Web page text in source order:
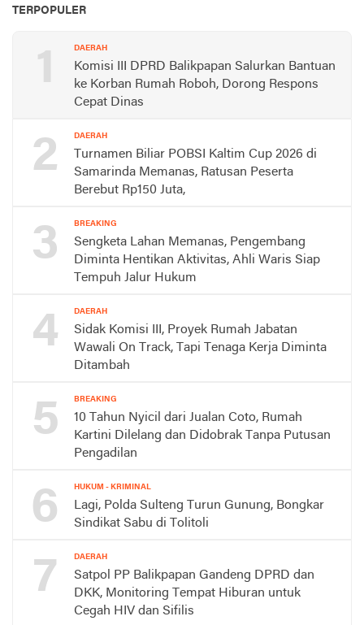
TERPOPULER
1 DAERAH
Komisi III DPRD Balikpapan Salurkan Bantuan
ke Korban Rumah Roboh, Dorong Respons
Cepat Dinas
2 DAERAH
Turnamen Biliar POBSI Kaltim Cup 2026 di
Samarinda Memanas, Ratusan Peserta
Berebut Rp150 Juta,
3 BREAKING
Sengketa Lahan Memanas, Pengembang
Diminta Hentikan Aktivitas, Ahli Waris Siap
Tempuh Jalur Hukum
4 DAERAH
Sidak Komisi III, Proyek Rumah Jabatan
Wawali On Track, Tapi Tenaga Kerja Diminta
Ditambah
5 BREAKING
10 Tahun Nyicil dari Jualan Coto, Rumah
Kartini Dilelang dan Didobrak Tanpa Putusan
Pengadilan
6 HUKUM - KRIMINAL
Lagi, Polda Sulteng Turun Gunung, Bongkar
Sindikat Sabu di Tolitoli
7 DAERAH
Satpol PP Balikpapan Gandeng DPRD dan
DKK, Monitoring Tempat Hiburan untuk
Cegah HIV dan Sifilis